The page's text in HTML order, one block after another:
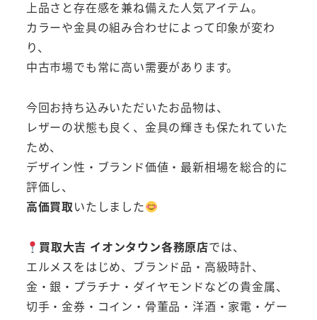
上品さと存在感を兼ね備えた人気アイテム。
カラーや金具の組み合わせによって印象が変わ
り、
中古市場でも常に高い需要があります。
今回お持ち込みいただいたお品物は、
レザーの状態も良く、金具の輝きも保たれていた
ため、
デザイン性・ブランド価値・最新相場を総合的に
評価し、
高価買取いたしました
買取大吉 イオンタウン各務原店では、
エルメスをはじめ、ブランド品・高級時計、
金・銀・プラチナ・ダイヤモンドなどの貴金属、
切手・金券・コイン・骨董品・洋酒・家電・ゲー